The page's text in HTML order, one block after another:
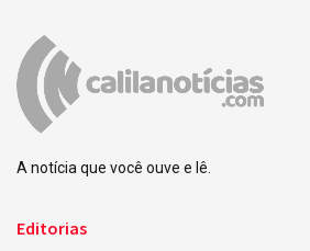
A notícia que você ouve e lê.
Editorias